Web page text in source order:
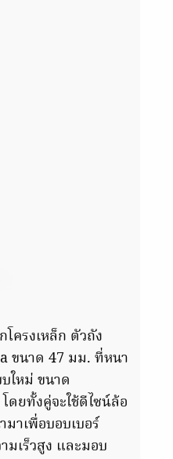
ครงเหล็ก ตัวถัง
ขนาด 47 มม. ที่หนา
ใหม่ ขนาด
ดยทั้งคู่จะใช้ดีไซน์ล้อ
าเพื่อบอบเบอร์
มเร็วสูง และมอบ